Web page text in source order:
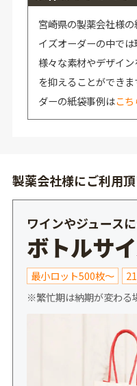
宮崎県の製薬会社様
イズオーダーの中では
様々な素材やデザイ
を抑えることができ
ダーの紙袋事例はこち
製薬会社様にご利用
ワインやジュース
ボトルサ
最小ロット500枚～
※繁忙期は納期が変わる